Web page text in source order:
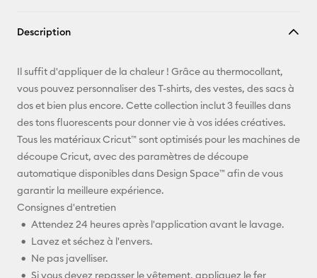
Pinterest
Facebook
X
Description
Il suffit d'appliquer de la chaleur ! Grâce au thermocollant,
vous pouvez personnaliser des T-shirts, des vestes, des sacs à
dos et bien plus encore. Cette collection inclut 3 feuilles dans
des tons fluorescents pour donner vie à vos idées créatives.
Tous les matériaux Cricut™ sont optimisés pour les machines de
découpe Cricut, avec des paramètres de découpe
automatique disponibles dans Design Space™ afin de vous
garantir la meilleure expérience.
Consignes d'entretien
Attendez 24 heures après l'application avant le lavage.
Lavez et séchez à l'envers.
Ne pas javelliser.
Si vous devez repasser le vêtement, appliquez le fer